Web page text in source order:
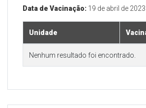
Data de Vacinação: 19 de abril de 2023
Unidade
Nenhum resultado foi encontrado.